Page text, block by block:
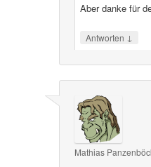
Aber danke für
Antworten ↓
Mathias